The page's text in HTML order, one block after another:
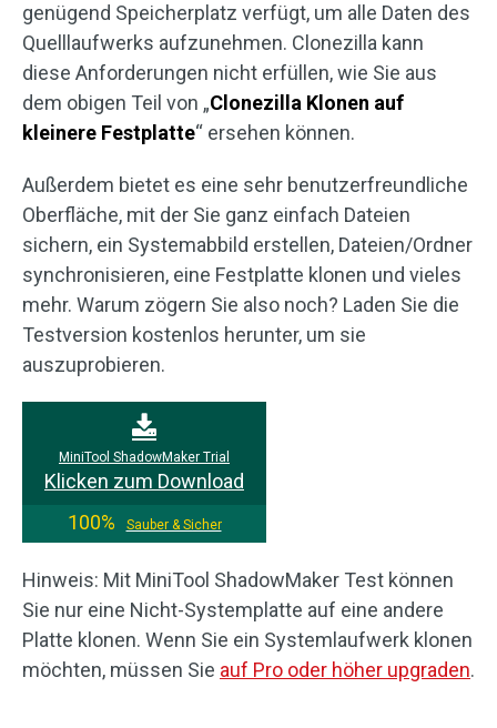
genügend Speicherplatz verfügt, um alle Daten des
Quelllaufwerks aufzunehmen. Clonezilla kann
diese Anforderungen nicht erfüllen, wie Sie aus
dem obigen Teil von „Clonezilla Klonen auf
kleinere Festplatte“ ersehen können.
Außerdem bietet es eine sehr benutzerfreundliche
Oberfläche, mit der Sie ganz einfach Dateien
sichern, ein Systemabbild erstellen, Dateien/Ordner
synchronisieren, eine Festplatte klonen und vieles
mehr. Warum zögern Sie also noch? Laden Sie die
Testversion kostenlos herunter, um sie
auszuprobieren.
MiniTool ShadowMaker Trial
Klicken zum Download
100%
Sauber & Sicher
Hinweis: Mit MiniTool ShadowMaker Test können
Sie nur eine Nicht-Systemplatte auf eine andere
Platte klonen. Wenn Sie ein Systemlaufwerk klonen
möchten, müssen Sie auf Pro oder höher upgraden.